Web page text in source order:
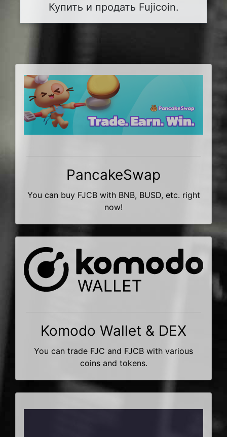
Купить и продать Fujicoin.
PancakeSwap
You can buy FJCB with BNB, BUSD, etc. right
now!
Komodo Wallet & DEX
You can trade FJC and FJCB with various
coins and tokens.